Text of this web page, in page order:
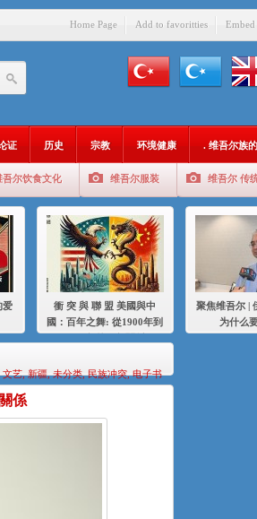
Home Page Add to favoritties Embed
证 历史 宗教 环境健康 . 维吾尔族
吾尔饮食文化 维吾尔服装 维吾尔 传
爱
衝 突 與 聯 盟 美國與中
國：百年之舞: 從1900年到
聚焦维吾尔 |
为什么
文艺,新疆,未分类,民族冲突,电子书
係